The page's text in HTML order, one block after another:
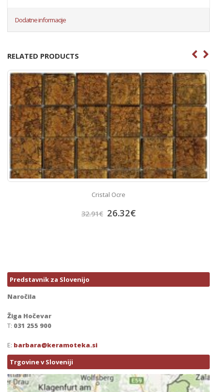
Dodatne informacije
RELATED PRODUCTS
Cristal Ocre
32.91€ 26.32€
Predstavnik za Slovenijo
Naročila
Žiga Hočevar
T: 031 255 900
E: barbara@keramoteka.si
Trgovine v Sloveniji